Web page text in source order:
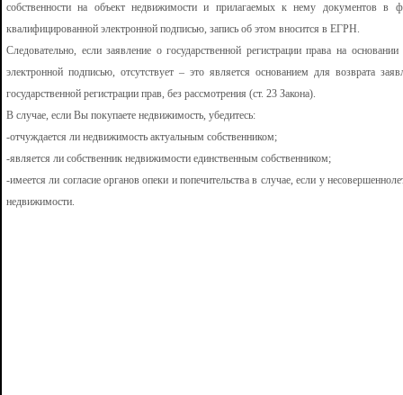
собственности на объект недвижимости и прилагаемых к нему документов в
квалифицированной электронной подписью, запись об этом вносится в ЕГРН.
Следовательно, если заявление о государственной регистрации права на
электронной подписью, отсутствует – это является основанием для возврата
государственной регистрации прав, без рассмотрения (ст. 23 Закона).
В случае, если Вы покупаете недвижимость, убедитесь:
-отчуждается ли недвижимость актуальным собственником;
-является ли собственник недвижимости единственным собственником;
-имеется ли согласие органов опеки и попечительства в случае, если у
недвижимости.